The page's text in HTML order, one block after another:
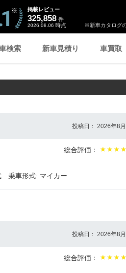
※新車カタログ
掲載レビュー
325,858 件
2026.08.06 時点
検索 新車見積り 車買取
投稿日： 2026年8
総合評価：
乗車形式: マイカー
投稿日： 2026年8
総合評価：